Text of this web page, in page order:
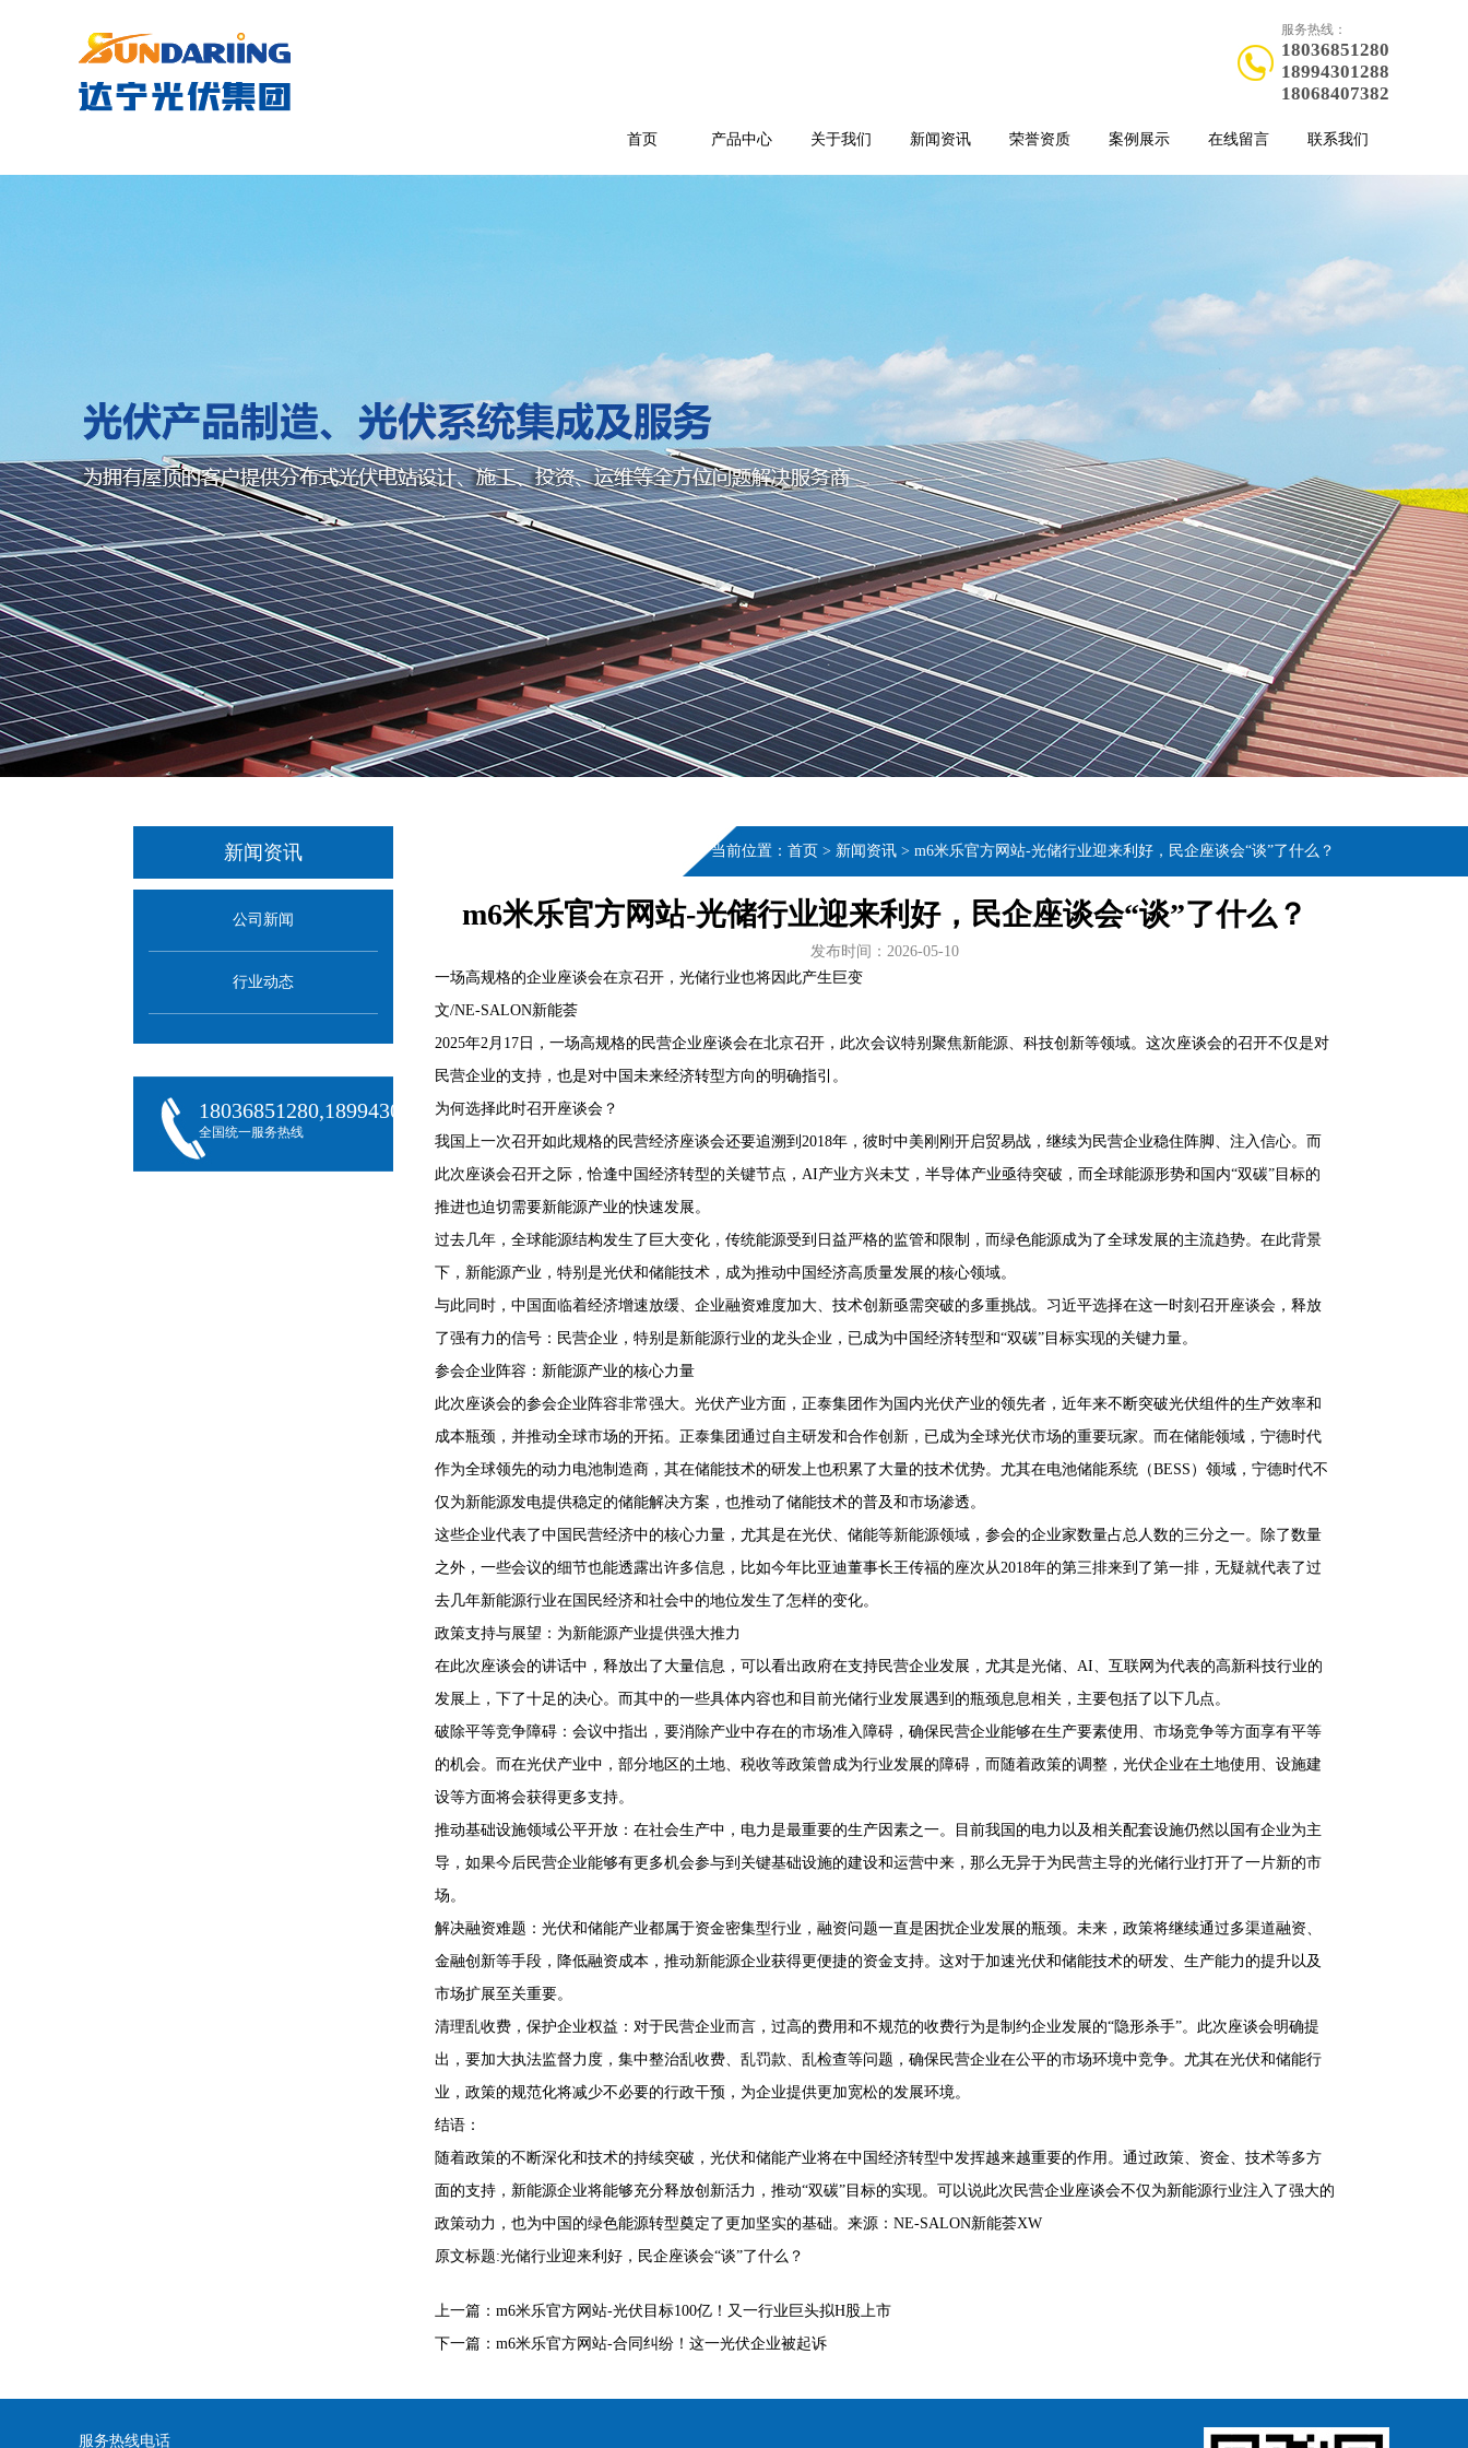
服务热线：
18036851280
18994301288
18068407382
首页 产品中心 关于我们 新闻资讯 荣誉资质 案例展示 在线留言 联系我们
新闻资讯
公司新闻
行业动态
18036851280,18994301288,18068407382
全国统一服务热线
当前位置： 首页 > 新闻资讯 > m6米乐官方网站-光储行业迎来利好，民企座谈会“谈”了什么？
m6米乐官方网站-光储行业迎来利好，民企座谈会“谈”了什么？
发布时间：2026-05-10
一场高规格的企业座谈会在京召开，光储行业也将因此产生巨变
文/NE-SALON新能荟
2025年2月17日，一场高规格的民营企业座谈会在北京召开，此次会议特别聚焦新能源、科技创新等领域。这次座谈会的召开不仅是对
民营企业的支持，也是对中国未来经济转型方向的明确指引。
为何选择此时召开座谈会？
我国上一次召开如此规格的民营经济座谈会还要追溯到2018年，彼时中美刚刚开启贸易战，继续为民营企业稳住阵脚、注入信心。而
此次座谈会召开之际，恰逢中国经济转型的关键节点，AI产业方兴未艾，半导体产业亟待突破，而全球能源形势和国内“双碳”目标的
推进也迫切需要新能源产业的快速发展。
过去几年，全球能源结构发生了巨大变化，传统能源受到日益严格的监管和限制，而绿色能源成为了全球发展的主流趋势。在此背景
下，新能源产业，特别是光伏和储能技术，成为推动中国经济高质量发展的核心领域。
与此同时，中国面临着经济增速放缓、企业融资难度加大、技术创新亟需突破的多重挑战。习近平选择在这一时刻召开座谈会，释放
了强有力的信号：民营企业，特别是新能源行业的龙头企业，已成为中国经济转型和“双碳”目标实现的关键力量。
参会企业阵容：新能源产业的核心力量
此次座谈会的参会企业阵容非常强大。光伏产业方面，正泰集团作为国内光伏产业的领先者，近年来不断突破光伏组件的生产效率和
成本瓶颈，并推动全球市场的开拓。正泰集团通过自主研发和合作创新，已成为全球光伏市场的重要玩家。而在储能领域，宁德时代
作为全球领先的动力电池制造商，其在储能技术的研发上也积累了大量的技术优势。尤其在电池储能系统（BESS）领域，宁德时代不
仅为新能源发电提供稳定的储能解决方案，也推动了储能技术的普及和市场渗透。
这些企业代表了中国民营经济中的核心力量，尤其是在光伏、储能等新能源领域，参会的企业家数量占总人数的三分之一。除了数量
之外，一些会议的细节也能透露出许多信息，比如今年比亚迪董事长王传福的座次从2018年的第三排来到了第一排，无疑就代表了过
去几年新能源行业在国民经济和社会中的地位发生了怎样的变化。
政策支持与展望：为新能源产业提供强大推力
在此次座谈会的讲话中，释放出了大量信息，可以看出政府在支持民营企业发展，尤其是光储、AI、互联网为代表的高新科技行业的
发展上，下了十足的决心。而其中的一些具体内容也和目前光储行业发展遇到的瓶颈息息相关，主要包括了以下几点。
破除平等竞争障碍：会议中指出，要消除产业中存在的市场准入障碍，确保民营企业能够在生产要素使用、市场竞争等方面享有平等
的机会。而在光伏产业中，部分地区的土地、税收等政策曾成为行业发展的障碍，而随着政策的调整，光伏企业在土地使用、设施建
设等方面将会获得更多支持。
推动基础设施领域公平开放：在社会生产中，电力是最重要的生产因素之一。目前我国的电力以及相关配套设施仍然以国有企业为主
导，如果今后民营企业能够有更多机会参与到关键基础设施的建设和运营中来，那么无异于为民营主导的光储行业打开了一片新的市
场。
解决融资难题：光伏和储能产业都属于资金密集型行业，融资问题一直是困扰企业发展的瓶颈。未来，政策将继续通过多渠道融资、
金融创新等手段，降低融资成本，推动新能源企业获得更便捷的资金支持。这对于加速光伏和储能技术的研发、生产能力的提升以及
市场扩展至关重要。
清理乱收费，保护企业权益：对于民营企业而言，过高的费用和不规范的收费行为是制约企业发展的“隐形杀手”。此次座谈会明确提
出，要加大执法监督力度，集中整治乱收费、乱罚款、乱检查等问题，确保民营企业在公平的市场环境中竞争。尤其在光伏和储能行
业，政策的规范化将减少不必要的行政干预，为企业提供更加宽松的发展环境。
结语：
随着政策的不断深化和技术的持续突破，光伏和储能产业将在中国经济转型中发挥越来越重要的作用。通过政策、资金、技术等多方
面的支持，新能源企业将能够充分释放创新活力，推动“双碳”目标的实现。可以说此次民营企业座谈会不仅为新能源行业注入了强大的
政策动力，也为中国的绿色能源转型奠定了更加坚实的基础。来源：NE-SALON新能荟XW
原文标题:光储行业迎来利好，民企座谈会“谈”了什么？
上一篇： m6米乐官方网站-光伏目标100亿！又一行业巨头拟H股上市
下一篇： m6米乐官方网站-合同纠纷！这一光伏企业被起诉
服务热线电话